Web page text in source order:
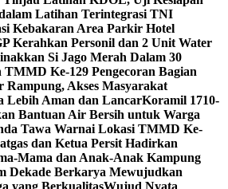
Latihan Terintegrasi TNI
Kebakaran Area Parkir Hotel
Kerahkan Personil dan 2 Unit Water
Si Jago Merah Dalam 30
TMMD Ke-129 Pengecoran Bagian
Rampung, Akses Masyarakat
Lebih Aman dan LancarKoramil 1710-
Bantuan Air Bersih untuk Warga
Tawa Warnai Lokasi TMMD Ke-
dan Ketua Persit Hadirkan
Mama dan Anak-Anak Kampung
Dekade Berkarya Mewujudkan
yang BerkualitasWujud Nyata